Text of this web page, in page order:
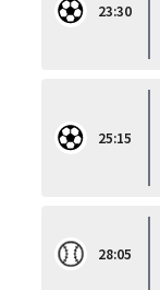
23:30
25:15
28:05